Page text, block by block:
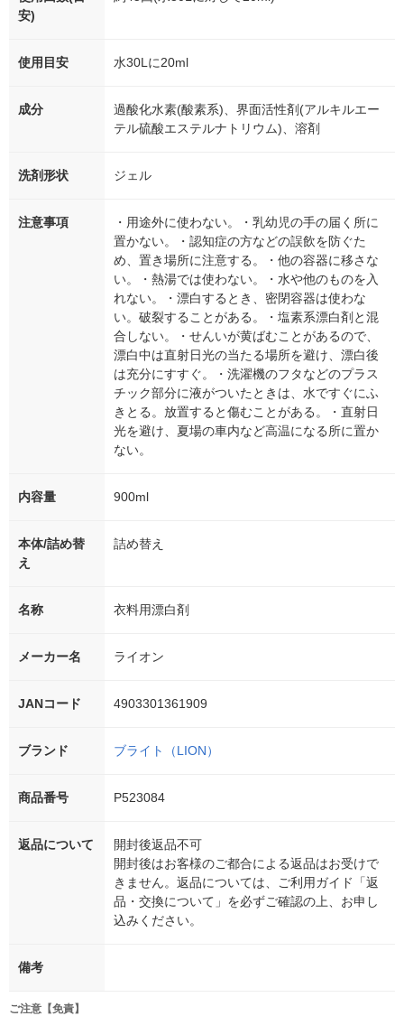
安)
使用目安 水30Lに20ml
成分
過酸化水素(酸素系)、界面活性剤(アルキルエー
テル硫酸エステルナトリウム)、溶剤
洗剤形状 ジェル
注意事項
・用途外に使わない。・乳幼児の手の届く所に
置かない。・認知症の方などの誤飲を防ぐた
め、置き場所に注意する。・他の容器に移さな
い。・熱湯では使わない。・水や他のものを入
れない。・漂白するとき、密閉容器は使わな
い。破裂することがある。・塩素系漂白剤と混
合しない。・せんいが黄ばむことがあるので、
漂白中は直射日光の当たる場所を避け、漂白後
は充分にすすぐ。・洗濯機のフタなどのプラス
チック部分に液がついたときは、水ですぐにふ
きとる。放置すると傷むことがある。・直射日
光を避け、夏場の車内など高温になる所に置か
ない。
内容量 900ml
本体/詰め替
え
詰め替え
名称 衣料用漂白剤
メーカー名 ライオン
JANコード 4903301361909
ブランド ブライト（LION）
商品番号 P523084
返品について
開封後返品不可
開封後はお客様のご都合による返品はお受けで
きません。返品については、ご利用ガイド「返
品・交換について」を必ずご確認の上、お申し
込みください。
備考
ご注意【免責】